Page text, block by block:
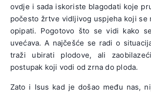
ovdje i sada iskoriste blagodati koje
počesto žrtve vidljivog uspjeha koji se
opipati. Pogotovo što se vidi kako
uvećava. A najčešće se radi o
traži ubirati plodove, ali
postupak koji vodi od zrna do ploda.
Zato i Isus kad je došao među nas,